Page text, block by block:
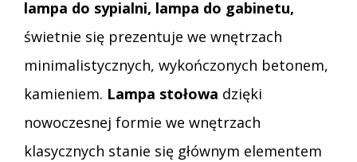
lampa do sypialni, lampa do gabinetu,
świetnie się prezentuje we wnętrzach
minimalistycznych, wykończonych betonem,
kamieniem. Lampa stołowa dzięki
nowoczesnej formie we wnętrzach
klasycznych stanie się głównym elementem